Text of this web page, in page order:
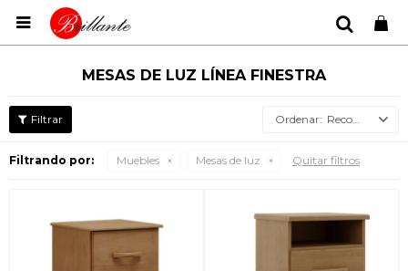

MESAS DE LUZ LÍNEA FINESTRA
Recomendados
Filtrando por: Muebles Mesas de luz Quitar filtros